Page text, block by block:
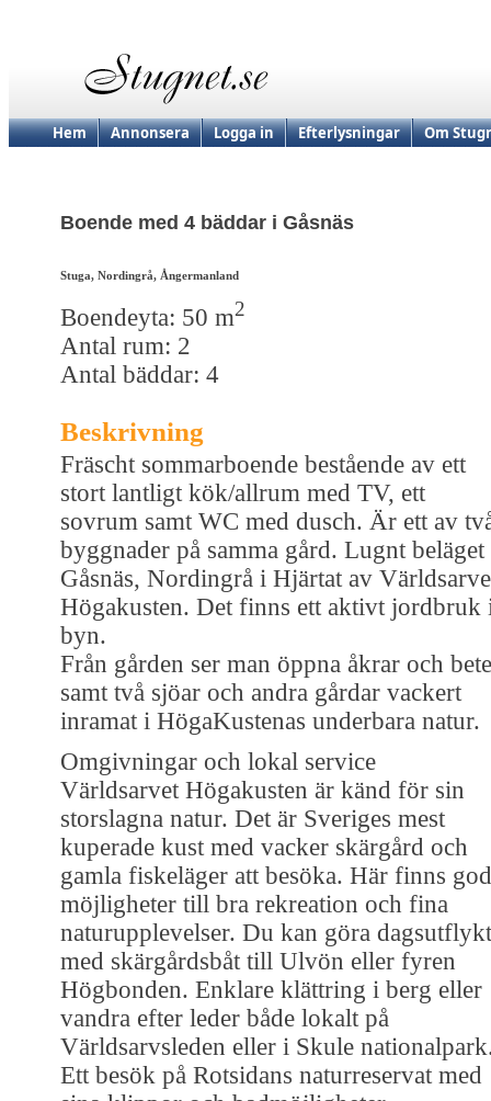
Hem Annonsera Logga in Efterlysningar Om
Boende med 4 bäddar i Gåsnäs
Stuga, Nordingrå, Ångermanland
Boendeyta: 50 m2
Antal rum: 2
Antal bäddar: 4
Beskrivning
Fräscht sommarboende bestående av ett
stort lantligt kök/allrum med TV, ett
sovrum samt WC med dusch. Är ett av
byggnader på samma gård. Lugnt beläget
Gåsnäs, Nordingrå i Hjärtat av
Högakusten. Det finns ett aktivt jordbruk
byn.
Från gården ser man öppna åkrar och bete
samt två sjöar och andra gårdar vackert
inramat i HögaKustenas underbara natur.
Omgivningar och lokal service
Världsarvet Högakusten är känd för sin
storslagna natur. Det är Sveriges mest
kuperade kust med vacker skärgård och
gamla fiskeläger att besöka. Här finns
möjligheter till bra rekreation och fina
naturupplevelser. Du kan göra dagsutflykt
med skärgårdsbåt till Ulvön eller fyren
Högbonden. Enklare klättring i berg eller
vandra efter leder både lokalt på
Världsarvsleden eller i Skule
Ett besök på Rotsidans naturreservat med